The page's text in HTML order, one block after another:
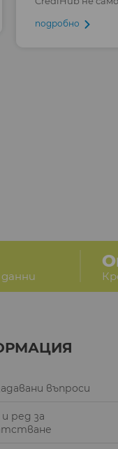
подробно
въпроси
ред за